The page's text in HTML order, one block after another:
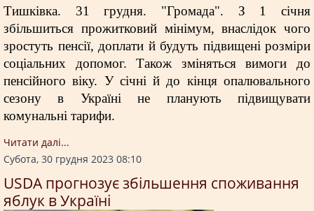
Тишківка. 31 грудня. "Громада". З 1 січня
збільшиться прожитковий мінімум, внаслідок чого
зростуть пенсії, доплати й будуть підвищені розміри
соціальних допомог. Також зміняться вимоги до
пенсійного віку. У січні й до кінця опалювального
сезону в Україні не планують підвищувати
комунальні тарифи.
Читати далi...
Субота, 30 грудня 2023 08:10
USDA прогнозує збільшення споживання
яблук в Україні